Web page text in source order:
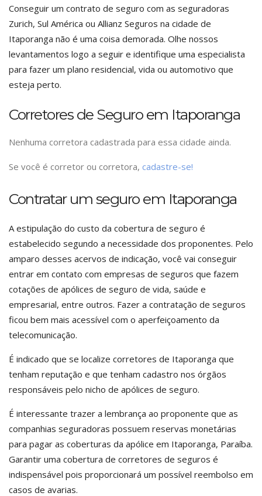
Conseguir um contrato de seguro com as seguradoras
Zurich, Sul América ou Allianz Seguros na cidade de
Itaporanga não é uma coisa demorada. Olhe nossos
levantamentos logo a seguir e identifique uma especialista
para fazer um plano residencial, vida ou automotivo que
esteja perto.
Corretores de Seguro em Itaporanga
Nenhuma corretora cadastrada para essa cidade ainda.
Se você é corretor ou corretora, cadastre-se!
Contratar um seguro em Itaporanga
A estipulação do custo da cobertura de seguro é
estabelecido segundo a necessidade dos proponentes. Pelo
amparo desses acervos de indicação, você vai conseguir
entrar em contato com empresas de seguros que fazem
cotações de apólices de seguro de vida, saúde e
empresarial, entre outros. Fazer a contratação de seguros
ficou bem mais acessível com o aperfeiçoamento da
telecomunicação.
É indicado que se localize corretores de Itaporanga que
tenham reputação e que tenham cadastro nos órgãos
responsáveis pelo nicho de apólices de seguro.
É interessante trazer a lembrança ao proponente que as
companhias seguradoras possuem reservas monetárias
para pagar as coberturas da apólice em Itaporanga, Paraíba.
Garantir uma cobertura de corretores de seguros é
indispensável pois proporcionará um possível reembolso em
casos de avarias.